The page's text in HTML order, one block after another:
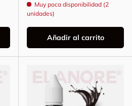
Muy poca disponibilidad (2
unidades)
Añadir al carrito